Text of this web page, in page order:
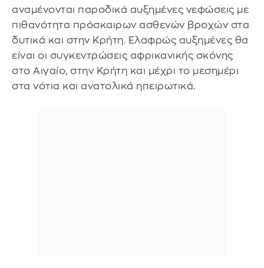
αναμένονται παροδικά αυξημένες νεφώσεις με
πιθανότητα πρόσκαιρων ασθενών βροχών στα
δυτικά και στην Κρήτη. Ελαφρώς αυξημένες θα
είναι οι συγκεντρώσεις αφρικανικής σκόνης
στο Αιγαίο, στην Κρήτη και μέχρι το μεσημέρι
στα νότια και ανατολικά ηπειρωτικά.